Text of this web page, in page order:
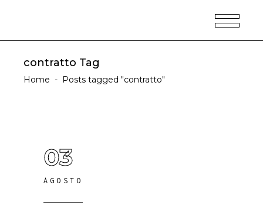
contratto Tag
Home - Posts tagged "contratto"
03
AGOSTO